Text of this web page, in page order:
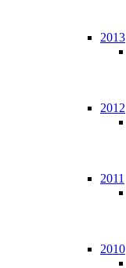
2013
2012
2011
2010